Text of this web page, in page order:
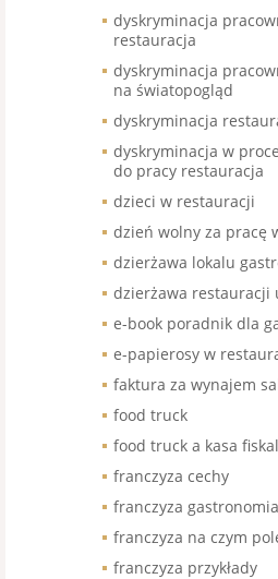
dyskryminacja
restauracja
dyskryminacja
na światopogląd
dyskryminacja
dyskryminacja w
do pracy restauracja
dzieci w restauracji
dzień wolny za pracę
dzierżawa lokalu
dzierżawa restauracji
e-book poradnik dla
e-papierosy w
faktura za wynajem
food truck
food truck a kasa
franczyza cechy
franczyza gastronomia
franczyza na czym
franczyza przykłady